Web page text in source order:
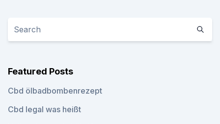
Featured Posts
Cbd ölbadbombenrezept
Cbd legal was heißt